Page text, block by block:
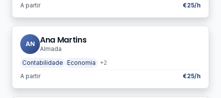
A partir
€25/h
AN Ana Martins
Almada
Contabilidade Economia
+2
A partir
€25/h